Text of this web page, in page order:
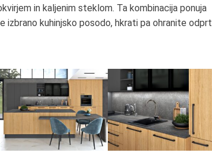
in kaljenim steklom. Ta kombinacija ponuja
kuhinjsko posodo, hkrati pa ohranite odprt